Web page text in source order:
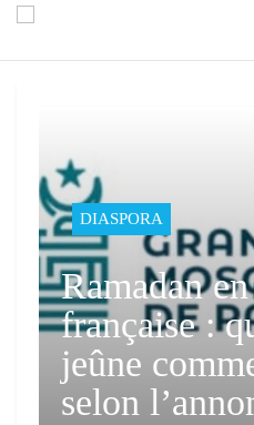
DIASPORA
Ramadan
française :
jeûne
selon